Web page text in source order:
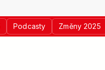
Podcasty Změny 2025